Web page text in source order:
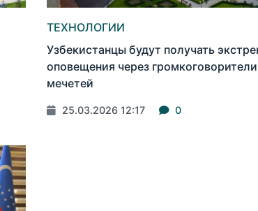
ТЕХНОЛОГИИ
Узбекистанцы будут получать
оповещения через громкоговорители
мечетей
25.03.2026 12:17 0